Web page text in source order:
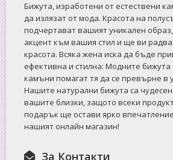
Бижута, изработени от естествени
да излязат от мода. Красота на
подчертават вашият уникален
акцент към вашия стил и ще ви
красота. Всяка жена иска да бъде
ефективна и стилна: Mодните бижута
камъни помагат тя да се превърне в
Нашите натурални бижута са
вашите близки, защото всеки
подарък ще остави ярко
нашият онлайн магазин!
За Контакти